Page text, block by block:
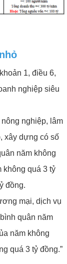
1, điều 6,
nghiệp siêu
nghiệp, lâm
xây dựng có số
năm không
không quá 3 tỷ
đồng.
mại, dịch vụ
quân năm
năm không
quá 3 tỷ đồng.”